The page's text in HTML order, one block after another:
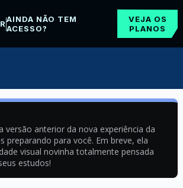
AINDA NÃO TEM
ACESSO?
VEJA OS
PLANOS
versão anterior da nova experiência da
preparando para você. Em breve, ela
visual novinha totalmente pensada
estudos!